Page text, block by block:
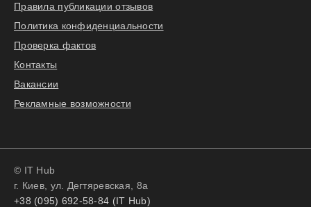
Правила публикации отзывов
Политика конфиденциальности
Проверка фактов
Контакты
Вакансии
Рекламные возможности
© IT Hub
г. Киев, ул. Дегтяревская, 8а
+38 (095) 692-58-84 (IT Hub)